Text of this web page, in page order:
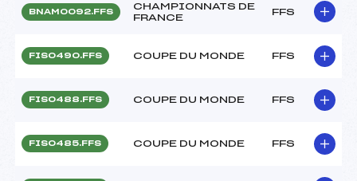
BNAM0092.FFS
CHAMPIONNATS DE
FRANCE
FFS
FIS0490.FFS COUPE DU MONDE FFS
FIS0488.FFS COUPE DU MONDE FFS
FIS0485.FFS COUPE DU MONDE FFS